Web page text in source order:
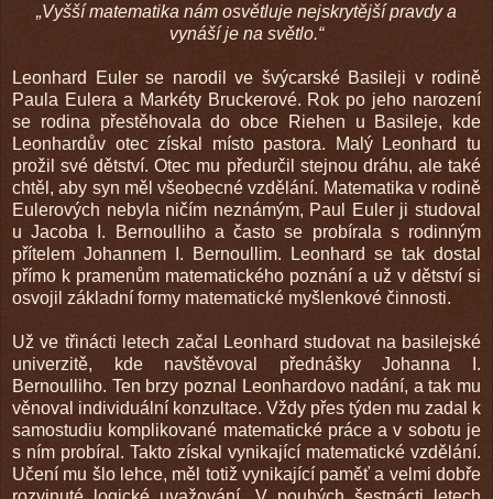
„Vyšší matematika nám osvětluje nejskrytější pravdy a
vynáší je na světlo.“
Leonhard Euler se narodil ve švýcarské Basileji v rodině
Paula Eulera a Markéty Bruckerové. Rok po jeho narození
se rodina přestěhovala do obce Riehen u Basileje, kde
Leonhardův otec získal místo pastora. Malý Leonhard tu
prožil své dětství. Otec mu předurčil stejnou dráhu, ale také
chtěl, aby syn měl všeobecné vzdělání. Matematika v rodině
Eulerových nebyla ničím neznámým, Paul Euler ji studoval
u Jacoba I. Bernoulliho a často se probírala s rodinným
přítelem Johannem I. Bernoullim. Leonhard se tak dostal
přímo k pramenům matematického poznání a už v dětství si
osvojil základní formy matematické myšlenkové činnosti.
Už ve třinácti letech začal Leonhard studovat na basilejské
univerzitě, kde navštěvoval přednášky Johanna I.
Bernoulliho. Ten brzy poznal Leonhardovo nadání, a tak mu
věnoval individuální konzultace. Vždy přes týden mu zadal k
samostudiu komplikované matematické práce a v sobotu je
s ním probíral. Takto získal vynikající matematické vzdělání.
Učení mu šlo lehce, měl totiž vynikající paměť a velmi dobře